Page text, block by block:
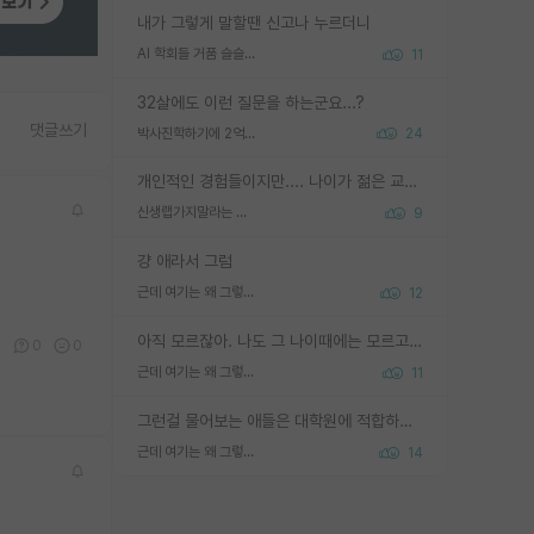
내가 그렇게 말할땐 신고나 누르더니
AI 학회들 거품 슬슬 지적이 나오네요 11
32살에도 이런 질문을 하는군요...?
박사진학하기에 2억은 괜찮은 (?) 정도의 경제력인가요 24
개인적인 경험들이지만.... 나이가 젊은 교수일수록 꼰대라는 가면을 쓴 채로 무례함을 행동하는 경우가 거의 90% 정도였음. 나이가 어린데 다른 또래들과 달리 명예, 권력, 재력까지 얻었으니 세상 다 가진 기분이겠지. 오히러 나이 든 교수들이 행동과 말을 더 조심하시더라.
신생랩가지말라는 이유가 있었구나 9
걍 애라서 그럼
근데 여기는 왜 그렇게 SPK를 물어보는거임? 12
아직 모르잖아. 나도 그 나이때에는 모르고 평가 받고 안심하고 싶었어.
근데 여기는 왜 그렇게 SPK를 물어보는거임? 11
그런걸 물어보는 애들은 대학원에 적합하지 않다
근데 여기는 왜 그렇게 SPK를 물어보는거임? 14
댓글쓰기